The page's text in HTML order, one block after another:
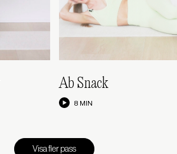
Ab Snack
8 MIN
Visa fler pass